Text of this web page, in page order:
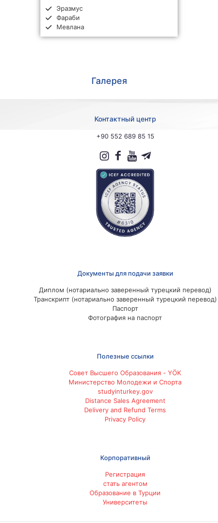
Эразмус
Фараби
Мевлана
Галерея
Контактный центр
+90 552 689 85 15
Документы для подачи заявки
Диплом (нотариально заверенный турецкий перевод)
Транскрипт (нотариально заверенный турецкий перевод)
Паспорт
Фотография на паспорт
Полезные ссылки
Совет Высшего Образования - YÖK
Министерство Молодежи и Спорта
studyinturkey.gov
Distance Sales Agreement
Delivery and Refund Terms
Privacy Policy
Корпоративный
Регистрация
стать агентом
Образование в Турции
Университеты